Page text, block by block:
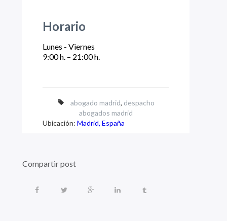
Horario
Lunes - Viernes
9:00 h. – 21:00 h.
abogado madrid, despacho
abogados madrid
Ubicación: Madrid, España
Compartir post